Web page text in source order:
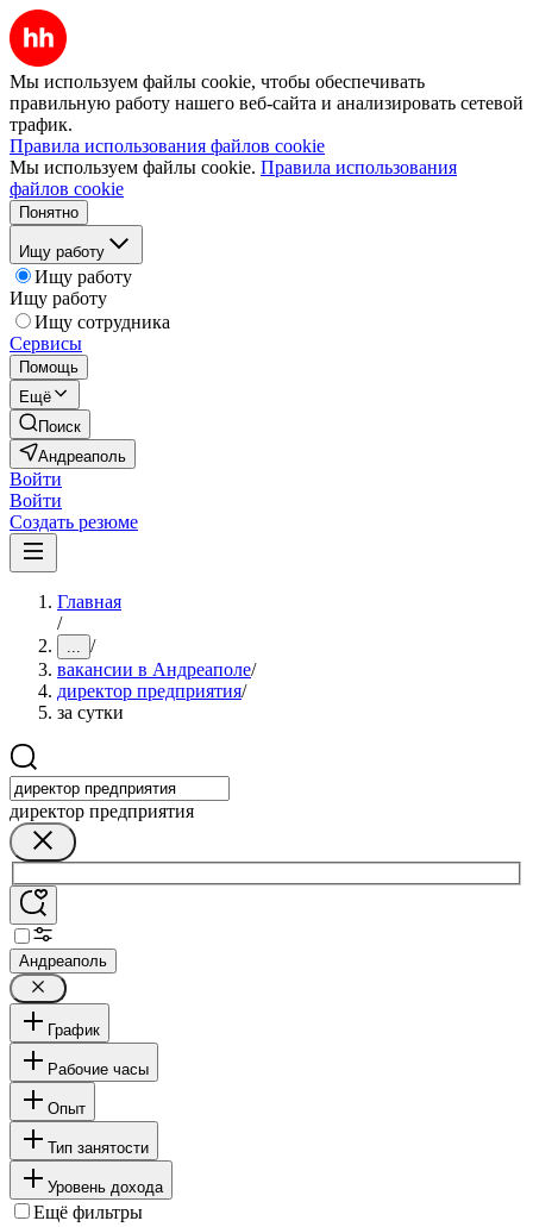
Мы используем файлы cookie, чтобы обеспечивать
правильную работу нашего веб-сайта и анализировать сетевой
трафик.
Правила использования файлов cookie
Мы используем файлы cookie. Правила использования
файлов cookie
Понятно
Ищу работу
Ищу работу
Ищу работу
Ищу сотрудника
Сервисы
Помощь
Ещё
Поиск
Андреаполь
Войти
Войти
Создать резюме
Главная
/
... /
вакансии в Андреаполе/
директор предприятия/
за сутки
директор предприятия
Андреаполь
График
Рабочие часы
Опыт
Тип занятости
Уровень дохода
Ещё фильтры